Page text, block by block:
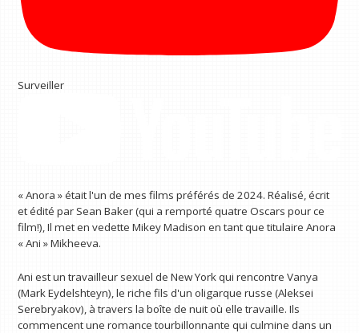
Surveiller
« Anora » était l'un de mes films préférés de 2024. Réalisé, écrit
et édité par Sean Baker (qui a remporté quatre Oscars pour ce
film!), Il met en vedette Mikey Madison en tant que titulaire Anora
« Ani » Mikheeva.
Ani est un travailleur sexuel de New York qui rencontre Vanya
(Mark Eydelshteyn), le riche fils d'un oligarque russe (Aleksei
Serebryakov), à travers la boîte de nuit où elle travaille. Ils
commencent une romance tourbillonnante qui culmine dans un